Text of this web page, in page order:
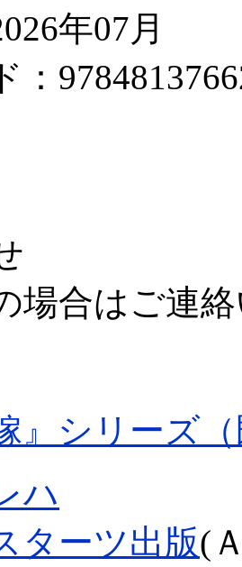
年07月
：
場合はご連
』シリーズ
ハ
ターツ出版(